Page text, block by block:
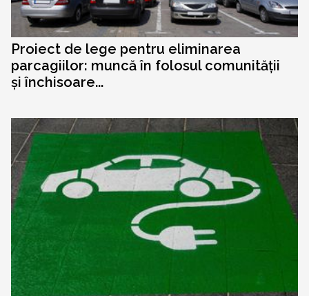
Proiect de lege pentru eliminarea
parcagiilor: muncă în folosul comunității
și închisoare...